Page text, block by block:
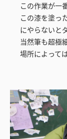
この作業が一
この漆を塗っ
にやらないと
当然筆も超極
場所によって